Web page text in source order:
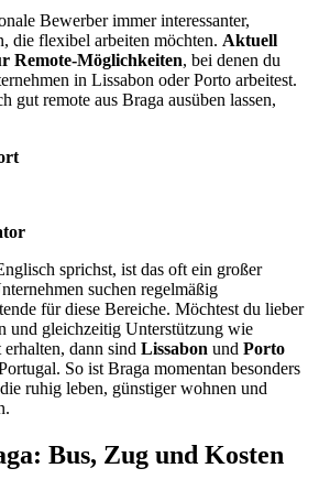
Bewerber immer interessanter,
die flexibel arbeiten möchten. Aktuell
Remote-Möglichkeiten, bei denen du
in Lissabon oder Porto arbeitest.
gut remote aus Braga ausüben lassen,
sprichst, ist das oft ein großer
suchen regelmäßig
für diese Bereiche. Möchtest du lieber
und gleichzeitig Unterstützung wie
dann sind Lissabon und Porto
So ist Braga momentan besonders
ruhig leben, günstiger wohnen und
Bus, Zug und Kosten